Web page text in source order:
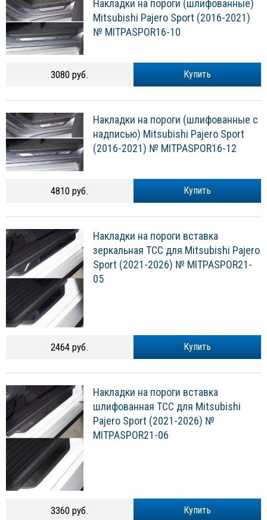
Накладки на пороги (шлифованные)
Mitsubishi Pajero Sport (2016-2021)
№ MITPASPOR16-10
Купить
3080 руб.
Накладки на пороги (шлифованные с
надписью) Mitsubishi Pajero Sport
(2016-2021) № MITPASPOR16-12
Купить
4810 руб.
Накладки на пороги вставка
зеркальная ТСС для Mitsubishi Pajero
Sport (2021-2026) № MITPASPOR21-
05
Купить
2464 руб.
Накладки на пороги вставка
шлифованная ТСС для Mitsubishi
Pajero Sport (2021-2026) №
MITPASPOR21-06
Купить
3360 руб.